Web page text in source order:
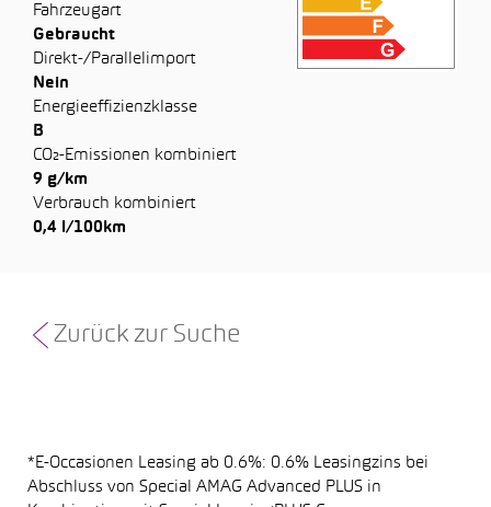
Fahrzeugart
Gebraucht
Direkt-/Parallelimport
Nein
Energieeffizienzklasse
B
CO₂-Emissionen kombiniert
9 g/km
Verbrauch kombiniert
0,4 l/100km
Zurück zur Suche
*E-Occasionen Leasing ab 0.6%: 0.6% Leasingzins bei
Abschluss von Special AMAG Advanced PLUS in